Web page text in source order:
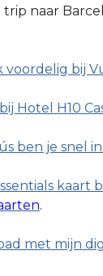
naar
voordelig bij
Hotel H10
ben je snel
kaart
.
met mijn